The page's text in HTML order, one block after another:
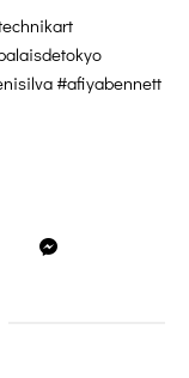
#afiyabennett